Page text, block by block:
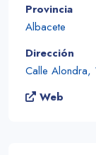
Provincia
Albacete
Dirección
Calle Alondra,
Web